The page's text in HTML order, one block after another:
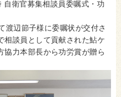
自衛官募集相談員委嘱式・功
辺節子様に委嘱状が交付さ
相談員として貢献された鮎ケ
協力本部長から功労賞が贈ら